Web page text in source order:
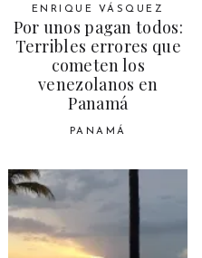
ENRIQUE VÁSQUEZ
Por unos pagan todos:
Terribles errores que
cometen los
venezolanos en
Panamá
PANAMÁ